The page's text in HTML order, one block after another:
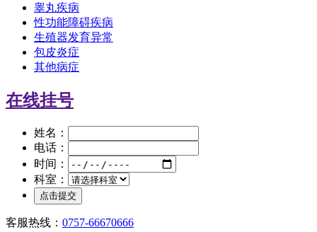
睾丸疾病
性功能障碍疾病
生殖器发育异常
包皮炎症
其他病症
在线挂号
姓名：
电话：
时间：
科室：
客服热线： 0757-66670666